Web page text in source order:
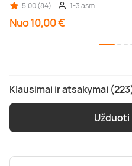
5,00 (84)
1-3 asm.
Nuo 10,00 €
Klausimai ir atsakymai
Užduoti